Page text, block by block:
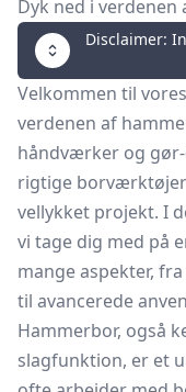
Dyk ned i
Disclaimer:
Velkommen til
verdenen af
håndværker og
rigtige
vellykket projekt. I
vi tage dig med på
mange aspekter,
til avancerede
Hammerbor, også
slagfunktion, er et